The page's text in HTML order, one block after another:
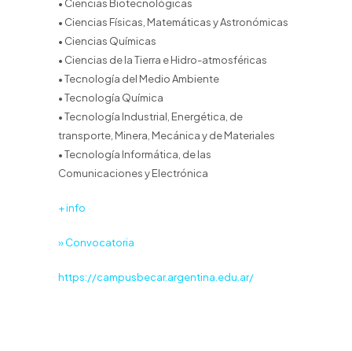
• Ciencias Biotecnológicas
• Ciencias Físicas, Matemáticas y Astronómicas
• Ciencias Químicas
• Ciencias de la Tierra e Hidro-atmosféricas
• Tecnología del Medio Ambiente
• Tecnología Química
• Tecnología Industrial, Energética, de
transporte, Minera, Mecánica y de Materiales
• Tecnología Informática, de las
Comunicaciones y Electrónica
+ info
» Convocatoria
https://campusbecar.argentina.edu.ar/